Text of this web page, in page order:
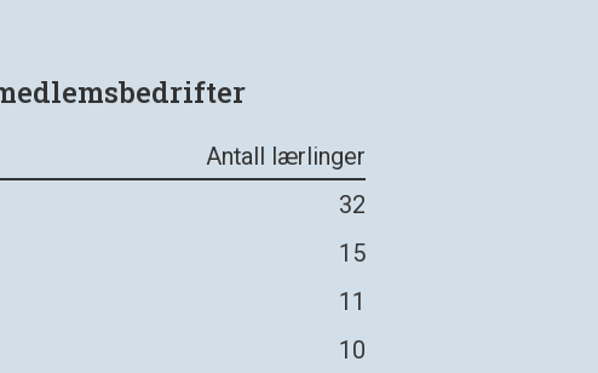
Antall lærlinger
32
15
11
10